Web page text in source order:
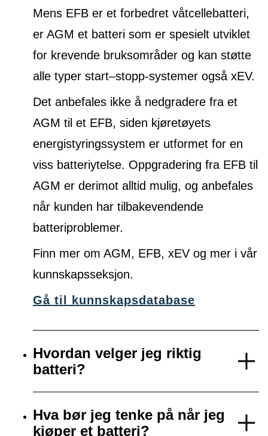
Mens EFB er et forbedret våtcellebatteri,
er AGM et batteri som er spesielt utviklet
for krevende bruksområder og kan støtte
alle typer start–stopp-systemer også xEV.
Det anbefales ikke å nedgradere fra et
AGM til et EFB, siden kjøretøyets
energistyringssystem er utformet for en
viss batteriytelse. Oppgradering fra EFB til
AGM er derimot alltid mulig, og anbefales
når kunden har tilbakevendende
batteriproblemer.
Finn mer om AGM, EFB, xEV og mer i vår
kunnskapsseksjon.
Gå til kunnskapsdatabase
Hvordan velger jeg riktig
batteri?
Hva bør jeg tenke på når jeg
kjøper et batteri?